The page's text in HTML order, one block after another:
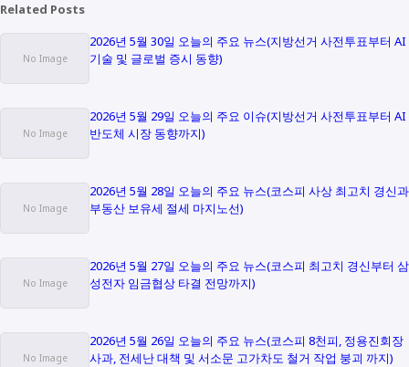
Related Posts
2026년 5월 30일 오늘의 주요 뉴스(지방선거 사전투표부터 AI
기술 및 글로벌 증시 동향)
2026년 5월 29일 오늘의 주요 이슈(지방선거 사전투표부터 AI
반도체 시장 동향까지)
2026년 5월 28일 오늘의 주요 뉴스(코스피 사상 최고치 경신과
부동산 보유세 절세 마지노선)
2026년 5월 27일 오늘의 주요 뉴스(코스피 최고치 경신부터 삼
성전자 임금협상 타결 전망까지)
2026년 5월 26일 오늘의 주요 뉴스(코스피 8천피, 정용진회장
사과, 전세난 대책 및 서소문 고가차도 철거 작업 붕괴 까지)